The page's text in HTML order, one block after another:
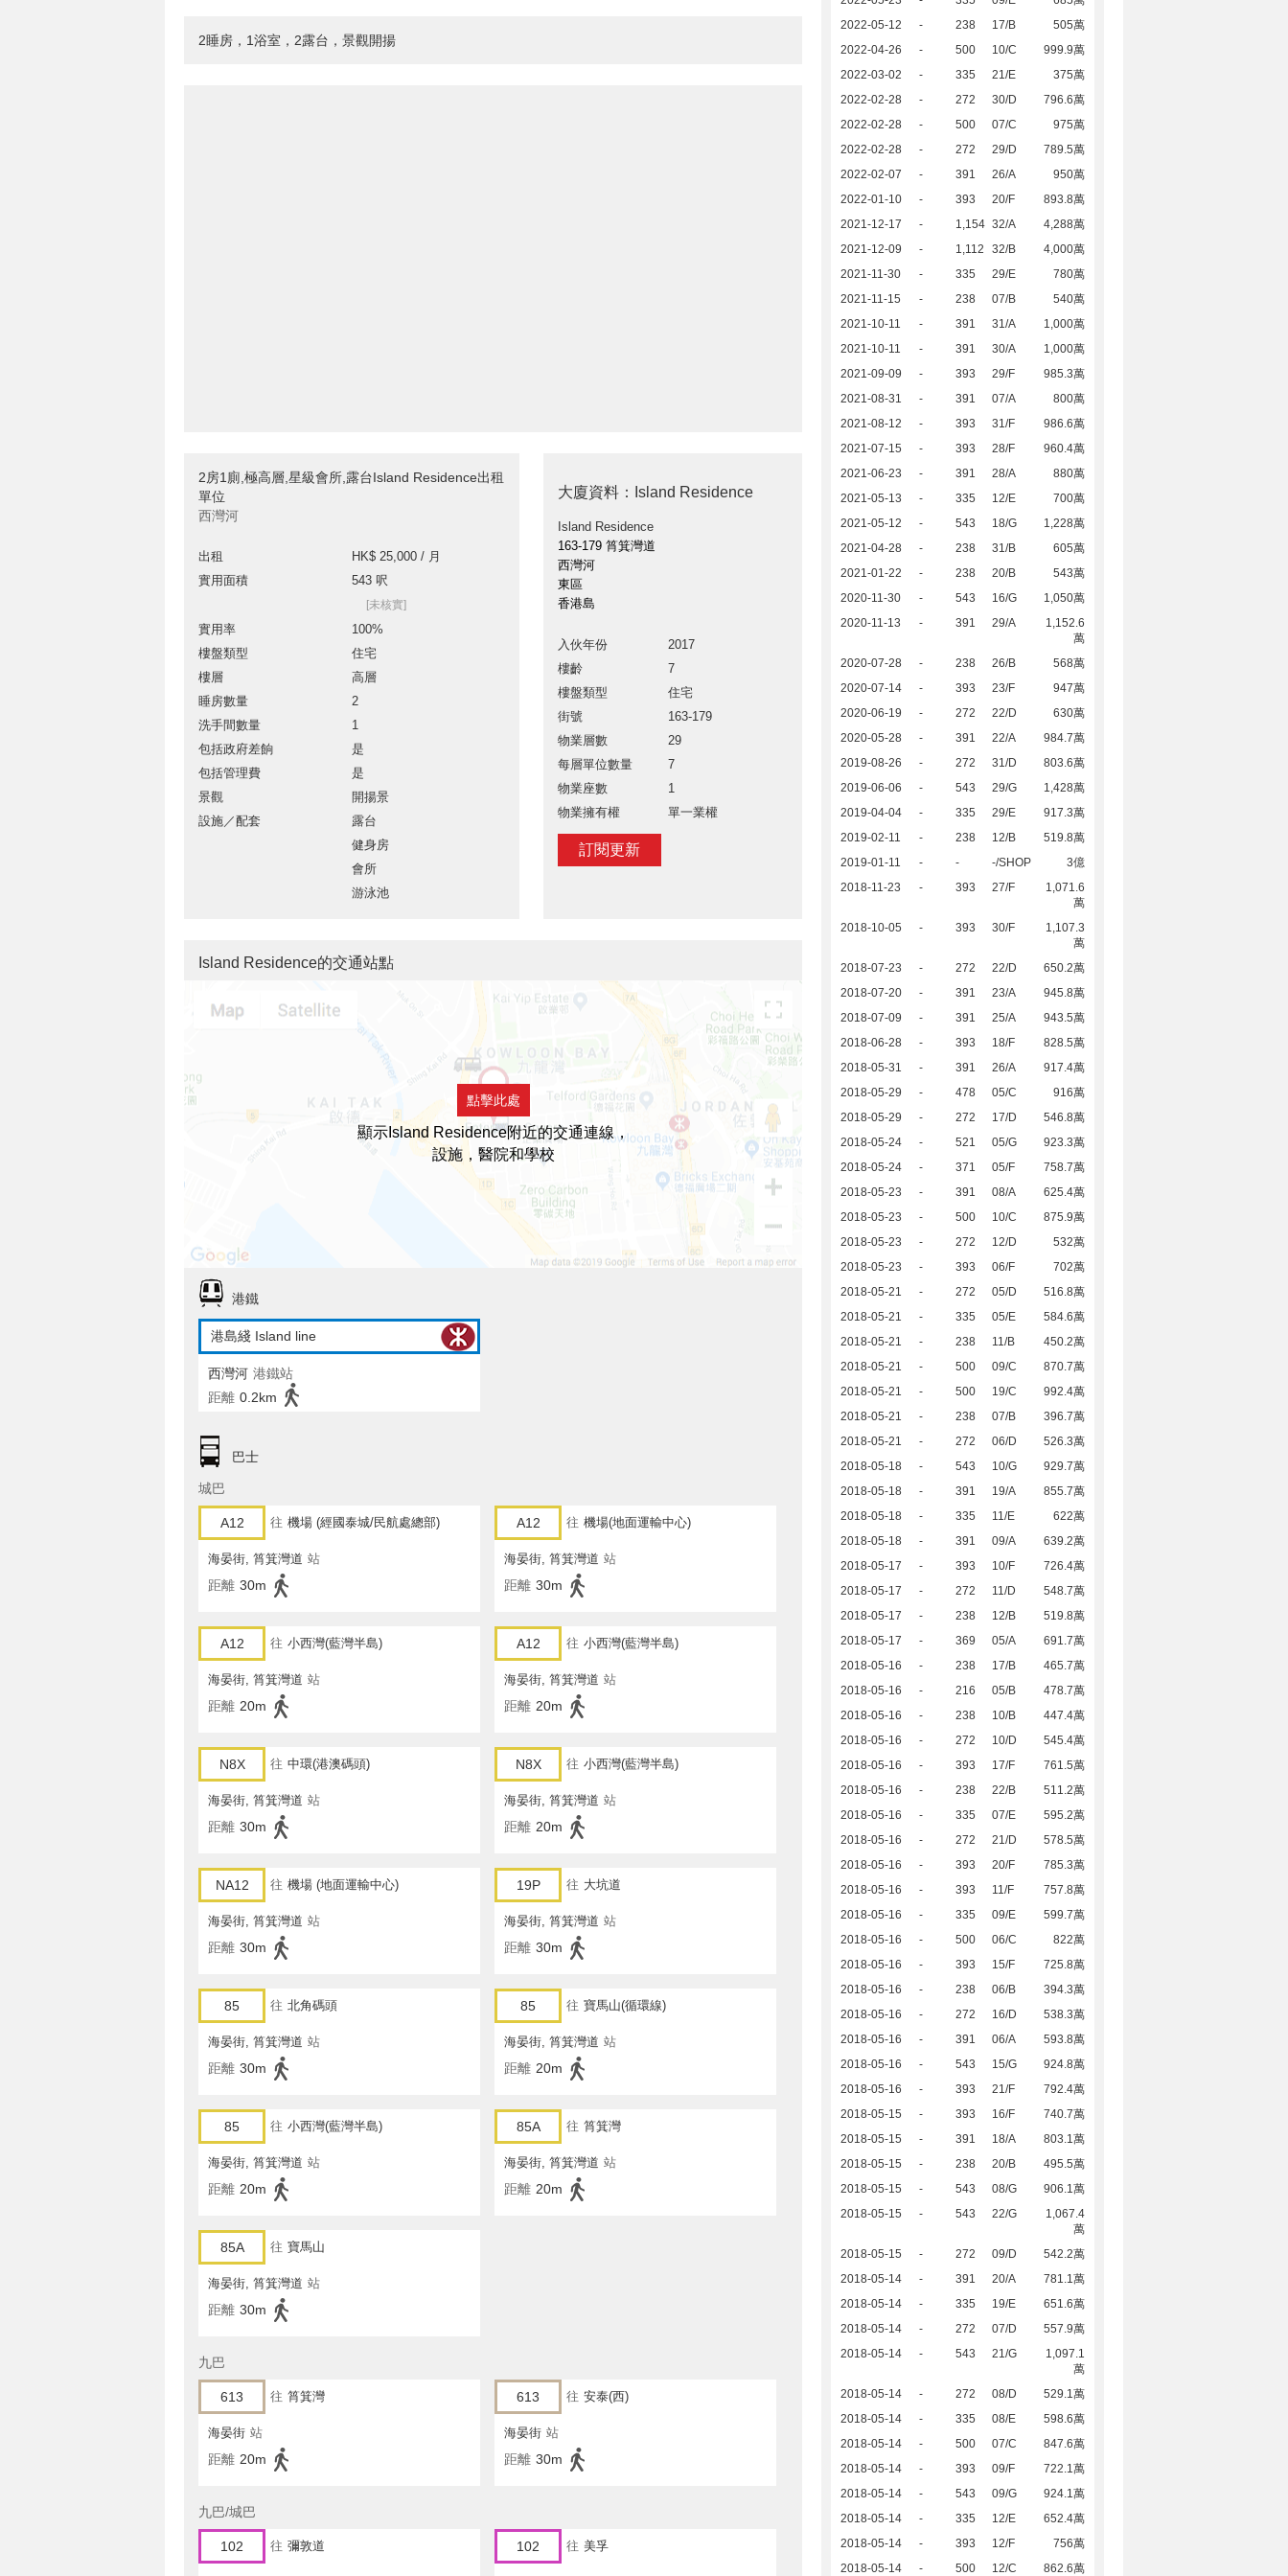
2睡房，1浴室，2露台，景觀開揚
2房1廁,極高層,星級會所,露台Island Residence出租
單位
西灣河
出租
HK$ 25,000 / 月
實用面積
543 呎
[未核實]
實用率
100%
樓盤類型
住宅
樓層
高層
睡房數量
2
洗手間數量
1
包括政府差餉
是
包括管理費
是
景觀
開揚景
設施／配套
露台
健身房
會所
游泳池
大廈資料：Island Residence
Island Residence
163-179 筲箕灣道
西灣河
東區
香港島
入伙年份
2017
樓齡
7
樓盤類型
住宅
街號
163-179
物業層數
29
每層單位數量
7
物業座數
1
物業擁有權
單一業權
訂閱更新
2022-05-12
- 238 17/B
505萬
2022-04-26
- 500 10/C
999.9萬
2022-03-02
- 335 21/E
375萬
2022-02-28
- 272 30/D
796.6萬
2022-02-28
- 500 07/C
975萬
2022-02-28
- 272 29/D
789.5萬
2022-02-07
- 391 26/A
950萬
2022-01-10
- 393 20/F
893.8萬
2021-12-17
- 1,154 32/A
4,288萬
2021-12-09
- 1,112 32/B
4,000萬
2021-11-30
- 335 29/E
780萬
2021-11-15
- 238 07/B
540萬
2021-10-11
- 391 31/A
1,000萬
2021-10-11
- 391 30/A
1,000萬
2021-09-09
- 393 29/F
985.3萬
2021-08-31
- 391 07/A
800萬
2021-08-12
- 393 31/F
986.6萬
2021-07-15
- 393 28/F
960.4萬
2021-06-23
- 391 28/A
880萬
2021-05-13
- 335 12/E
700萬
2021-05-12
- 543 18/G
1,228萬
2021-04-28
- 238 31/B
605萬
2021-01-22
- 238 20/B
543萬
2020-11-30
- 543 16/G
1,050萬
2020-11-13
- 391 29/A
1,152.6
萬
2020-07-28
- 238 26/B
568萬
2020-07-14
- 393 23/F
947萬
2020-06-19
- 272 22/D
630萬
2020-05-28
- 391 22/A
984.7萬
2019-08-26
- 272 31/D
803.6萬
2019-06-06
- 543 29/G
1,428萬
2019-04-04
- 335 29/E
917.3萬
2019-02-11
- 238 12/B
519.8萬
2019-01-11
- - -/SHOP
3億
2018-11-23
- 393 27/F
1,071.6
萬
2018-10-05
- 393 30/F
1,107.3
萬
2018-07-23
- 272 22/D
650.2萬
2018-07-20
- 391 23/A
945.8萬
2018-07-09
- 391 25/A
943.5萬
2018-06-28
- 393 18/F
828.5萬
2018-05-31
- 391 26/A
917.4萬
2018-05-29
- 478 05/C
916萬
2018-05-29
- 272 17/D
546.8萬
2018-05-24
- 521 05/G
923.3萬
2018-05-24
- 371 05/F
758.7萬
2018-05-23
- 391 08/A
625.4萬
2018-05-23
- 500 10/C
875.9萬
2018-05-23
- 272 12/D
532萬
2018-05-23
- 393 06/F
702萬
2018-05-21
- 272 05/D
516.8萬
2018-05-21
- 335 05/E
584.6萬
2018-05-21
- 238 11/B
450.2萬
2018-05-21
- 500 09/C
870.7萬
2018-05-21
- 500 19/C
992.4萬
2018-05-21
- 238 07/B
396.7萬
2018-05-21
- 272 06/D
526.3萬
2018-05-18
- 543 10/G
929.7萬
2018-05-18
- 391 19/A
855.7萬
2018-05-18
- 335 11/E
622萬
2018-05-18
- 391 09/A
639.2萬
2018-05-17
- 393 10/F
726.4萬
2018-05-17
- 272 11/D
548.7萬
2018-05-17
- 238 12/B
519.8萬
2018-05-17
- 369 05/A
691.7萬
2018-05-16
- 238 17/B
465.7萬
2018-05-16
- 216 05/B
478.7萬
2018-05-16
- 238 10/B
447.4萬
2018-05-16
- 272 10/D
545.4萬
2018-05-16
- 393 17/F
761.5萬
2018-05-16
- 238 22/B
511.2萬
2018-05-16
- 335 07/E
595.2萬
2018-05-16
- 272 21/D
578.5萬
2018-05-16
- 393 20/F
785.3萬
2018-05-16
- 393 11/F
757.8萬
2018-05-16
- 335 09/E
599.7萬
2018-05-16
- 500 06/C
822萬
2018-05-16
- 393 15/F
725.8萬
2018-05-16
- 238 06/B
394.3萬
2018-05-16
- 272 16/D
538.3萬
2018-05-16
- 391 06/A
593.8萬
2018-05-16
- 543 15/G
924.8萬
2018-05-16
- 393 21/F
792.4萬
2018-05-15
- 393 16/F
740.7萬
2018-05-15
- 391 18/A
803.1萬
2018-05-15
- 238 20/B
495.5萬
2018-05-15
- 543 08/G
906.1萬
2018-05-15
- 543 22/G
1,067.4
萬
2018-05-15
- 272 09/D
542.2萬
2018-05-14
- 391 20/A
781.1萬
2018-05-14
- 335 19/E
651.6萬
2018-05-14
- 272 07/D
557.9萬
2018-05-14
- 543 21/G
1,097.1
萬
2018-05-14
- 272 08/D
529.1萬
2018-05-14
- 335 08/E
598.6萬
2018-05-14
- 500 07/C
847.6萬
2018-05-14
- 393 09/F
722.1萬
2018-05-14
- 543 09/G
924.1萬
2018-05-14
- 335 12/E
652.4萬
2018-05-14
- 393 12/F
756萬
2018-05-14
- 500 12/C 862.6萬
Island Residence的交通站點
點擊此處
顯示Island Residence附近的交通連線，
設施，醫院和學校
港鐵
港島綫 Island line
西灣河 港鐵站
距離 0.2km
巴士
城巴
A12 往 機場 (經國泰城/民航處總部)
海晏街, 筲箕灣道 站
距離 30m
A12 往 機場(地面運輸中心)
海晏街, 筲箕灣道 站
距離 30m
A12 往 小西灣(藍灣半島)
海晏街, 筲箕灣道 站
距離 20m
A12 往 小西灣(藍灣半島)
海晏街, 筲箕灣道 站
距離 20m
N8X 往 中環(港澳碼頭)
海晏街, 筲箕灣道 站
距離 30m
N8X 往 小西灣(藍灣半島)
海晏街, 筲箕灣道 站
距離 20m
NA12 往 機場 (地面運輸中心)
海晏街, 筲箕灣道 站
距離 30m
19P 往 大坑道
海晏街, 筲箕灣道 站
距離 30m
85 往 北角碼頭
海晏街, 筲箕灣道 站
距離 30m
85 往 寶馬山(循環線)
海晏街, 筲箕灣道 站
距離 20m
85 往 小西灣(藍灣半島)
海晏街, 筲箕灣道 站
距離 20m
85A 往 筲箕灣
海晏街, 筲箕灣道 站
距離 20m
85A 往 寶馬山
海晏街, 筲箕灣道 站
距離 30m
九巴
613 往 筲箕灣
海晏街 站
距離 20m
613 往 安泰(西)
海晏街 站
距離 30m
九巴/城巴
102 往 彌敦道 102 往 美孚